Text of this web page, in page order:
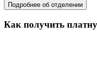
Подробнее об отделении
Как получить